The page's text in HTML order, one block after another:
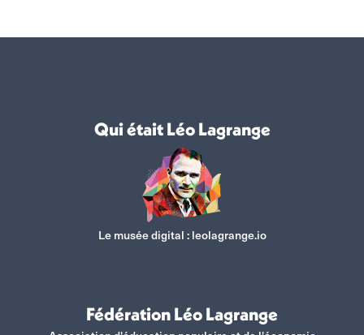
Qui était Léo Lagrange
Le musée digital :leolagrange.io
Fédération Léo Lagrange